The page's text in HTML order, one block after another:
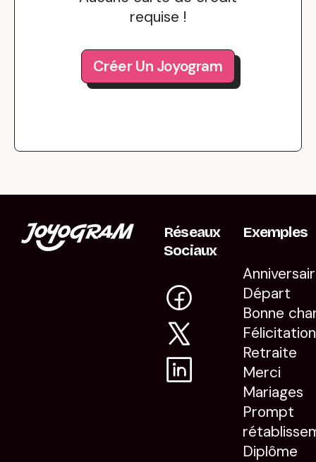
requise !
Créer Un Joyogram
Réseaux
Sociaux
Exemples
Départ
Bonne
Retraite
Merci
Mariages
Prompt
Diplôme